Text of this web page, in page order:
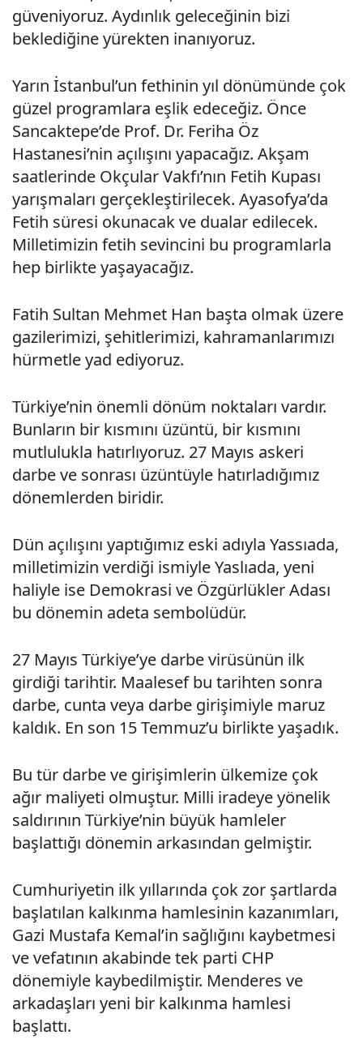
güveniyoruz. Aydınlık geleceğinin bizi
beklediğine yürekten inanıyoruz.
Yarın İstanbul’un fethinin yıl dönümünde çok
güzel programlara eşlik edeceğiz. Önce
Sancaktepe’de Prof. Dr. Feriha Öz
Hastanesi’nin açılışını yapacağız. Akşam
saatlerinde Okçular Vakfı’nın Fetih Kupası
yarışmaları gerçekleştirilecek. Ayasofya’da
Fetih süresi okunacak ve dualar edilecek.
Milletimizin fetih sevincini bu programlarla
hep birlikte yaşayacağız.
Fatih Sultan Mehmet Han başta olmak üzere
gazilerimizi, şehitlerimizi, kahramanlarımızı
hürmetle yad ediyoruz.
Türkiye’nin önemli dönüm noktaları vardır.
Bunların bir kısmını üzüntü, bir kısmını
mutlulukla hatırlıyoruz. 27 Mayıs askeri
darbe ve sonrası üzüntüyle hatırladığımız
dönemlerden biridir.
Dün açılışını yaptığımız eski adıyla Yassıada,
milletimizin verdiği ismiyle Yaslıada, yeni
haliyle ise Demokrasi ve Özgürlükler Adası
bu dönemin adeta sembolüdür.
27 Mayıs Türkiye’ye darbe virüsünün ilk
girdiği tarihtir. Maalesef bu tarihten sonra
darbe, cunta veya darbe girişimiyle maruz
kaldık. En son 15 Temmuz’u birlikte yaşadık.
Bu tür darbe ve girişimlerin ülkemize çok
ağır maliyeti olmuştur. Milli iradeye yönelik
saldırının Türkiye’nin büyük hamleler
başlattığı dönemin arkasından gelmiştir.
Cumhuriyetin ilk yıllarında çok zor şartlarda
başlatılan kalkınma hamlesinin kazanımları,
Gazi Mustafa Kemal’in sağlığını kaybetmesi
ve vefatının akabinde tek parti CHP
dönemiyle kaybedilmiştir. Menderes ve
arkadaşları yeni bir kalkınma hamlesi
başlattı.